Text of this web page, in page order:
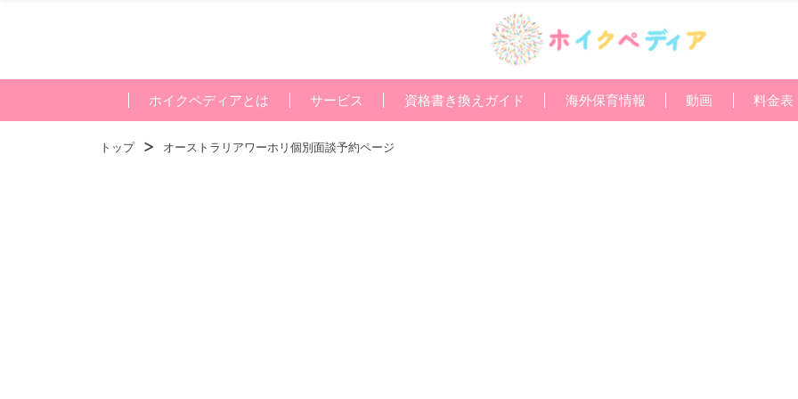
ホイクペディアとは サービス 資格書き換えガイド 海外保育情報 動画 料金表
トップ オーストラリアワーホリ個別面談予約ページ